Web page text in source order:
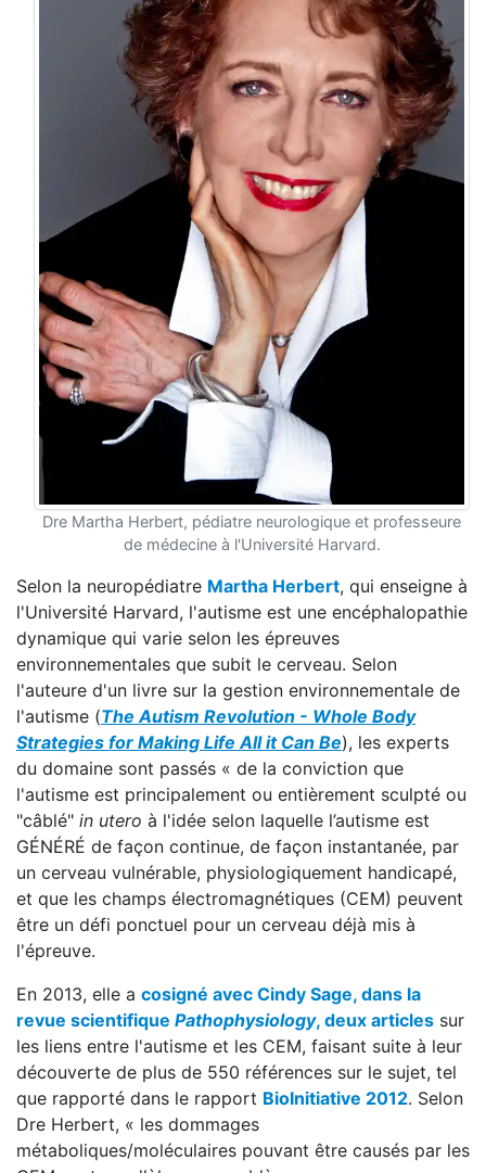
Dre Martha Herbert, pédiatre neurologique et professeure
de médecine à l'Université Harvard.
Selon la neuropédiatre Martha Herbert, qui enseigne à
l'Université Harvard, l'autisme est une encéphalopathie
dynamique qui varie selon les épreuves
environnementales que subit le cerveau. Selon
l'auteure d'un livre sur la gestion environnementale de
l'autisme (The Autism Revolution - Whole Body
Strategies for Making Life All it Can Be), les experts
du domaine sont passés « de la conviction que
l'autisme est principalement ou entièrement sculpté ou
"câblé" in utero à l'idée selon laquelle l’autisme est
GÉNÉRÉ de façon continue, de façon instantanée, par
un cerveau vulnérable, physiologiquement handicapé,
et que les champs électromagnétiques (CEM) peuvent
être un défi ponctuel pour un cerveau déjà mis à
l'épreuve.
En 2013, elle a cosigné avec Cindy Sage, dans la
revue scientifique Pathophysiology, deux articles sur
les liens entre l'autisme et les CEM, faisant suite à leur
découverte de plus de 550 références sur le sujet, tel
que rapporté dans le rapport BioInitiative 2012. Selon
Dre Herbert, « les dommages
métaboliques/moléculaires pouvant être causés par les